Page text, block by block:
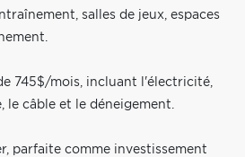
salles de jeux, espaces
745$/mois, incluant l'électricité,
le câble et le déneigement.
parfaite comme investissement